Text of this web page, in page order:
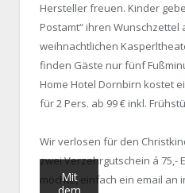
Hersteller freuen. Kinder
Postamt“ ihren Wunschzettel
weihnachtlichen
finden Gäste nur fünf
Home Hotel Dornbirn kostet
für 2 Pers. ab 99 € inkl.
Wir verlosen für den
zwei Verzehrgutschein á 75,-
möchte, einfach ein email
Mit